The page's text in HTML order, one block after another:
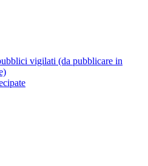
vigilati (da pubblicare in